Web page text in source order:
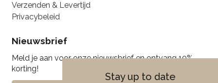
Stay up to date
Verzenden & Levertijd
Privacybeleid
Nieuwsbrief
Meld je aan voor onze nieuwsbrief en ontvang 10%
korting!